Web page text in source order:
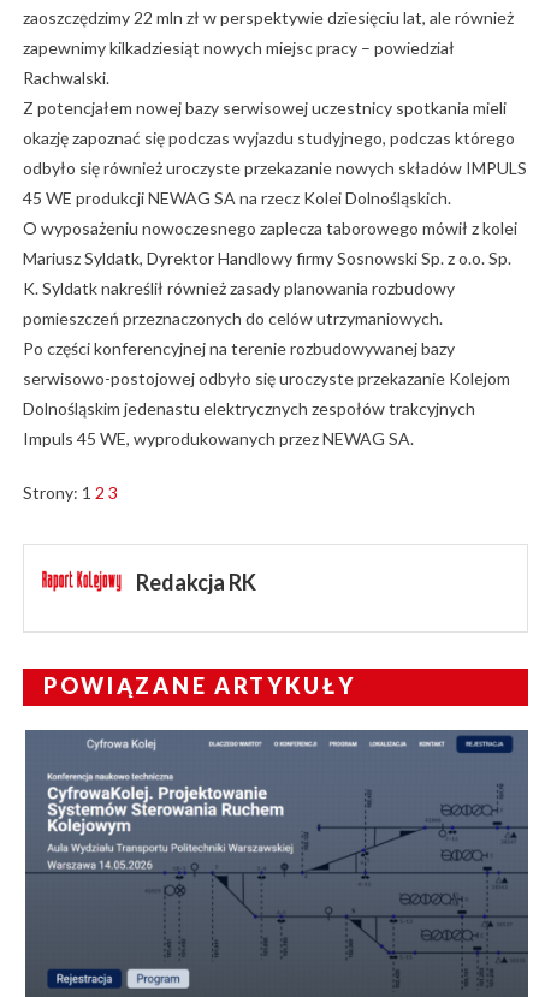
zaoszczędzimy 22 mln zł w perspektywie dziesięciu lat, ale również
zapewnimy kilkadziesiąt nowych miejsc pracy – powiedział
Rachwalski.
Z potencjałem nowej bazy serwisowej uczestnicy spotkania mieli
okazję zapoznać się podczas wyjazdu studyjnego, podczas którego
odbyło się również uroczyste przekazanie nowych składów IMPULS
45 WE produkcji NEWAG SA na rzecz Kolei Dolnośląskich.
O wyposażeniu nowoczesnego zaplecza taborowego mówił z kolei
Mariusz Syldatk, Dyrektor Handlowy firmy Sosnowski Sp. z o.o. Sp.
K. Syldatk nakreślił również zasady planowania rozbudowy
pomieszczeń przeznaczonych do celów utrzymaniowych.
Po części konferencyjnej na terenie rozbudowywanej bazy
serwisowo-postojowej odbyło się uroczyste przekazanie Kolejom
Dolnośląskim jedenastu elektrycznych zespołów trakcyjnych
Impuls 45 WE, wyprodukowanych przez NEWAG SA.
Strony: 1 2 3
Redakcja RK
POWIĄZANE ARTYKUŁY